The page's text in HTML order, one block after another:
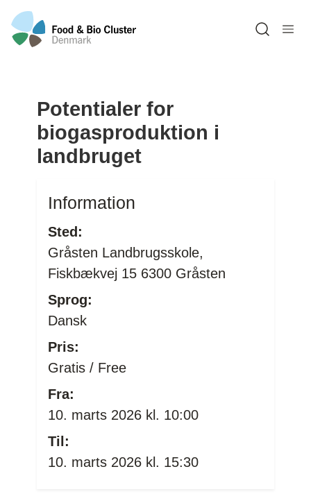
Potentialer for
biogasproduktion i
landbruget
Information
Sted:
Gråsten Landbrugsskole,
Fiskbækvej 15 6300 Gråsten
Sprog:
Dansk
Pris:
Gratis / Free
Fra:
10. marts 2026 kl. 10:00
Til:
10. marts 2026 kl. 15:30